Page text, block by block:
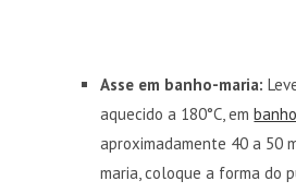
Asse em banho-maria:
aquecido a 180°C, em
aproximadamente 40 a 50
maria, coloque a forma do